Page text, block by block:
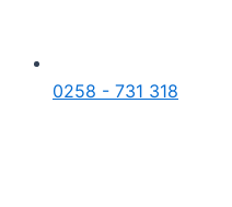
0258 - 731 318